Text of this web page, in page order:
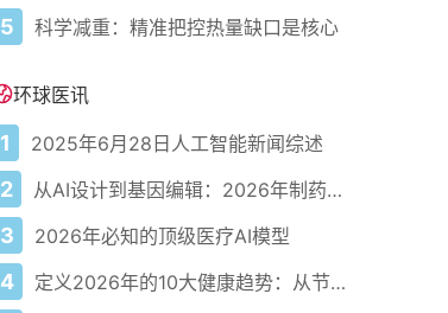
5 科学减重：精准把控热量缺口是核心
环球医讯
1 2025年6月28日人工智能新闻综述
2 从AI设计到基因编辑：2026年制药领域重大突破
3 2026年必知的顶级医疗AI模型
4 定义2026年的10大健康趋势：从节律健康到冷热交替疗法